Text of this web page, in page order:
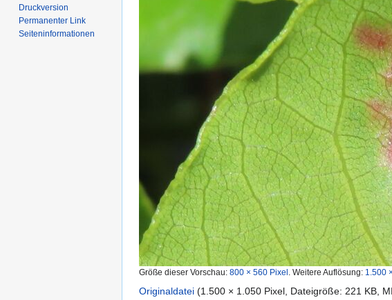
Größe dieser Vorschau: 800 × 560 Pixel Weitere Auflösung: 1.500
Originaldatei (1.500 × 1.050 Pixel, Dateigröße: 221 KB,
Druckversion
Permanenter Link
Seiten­informationen